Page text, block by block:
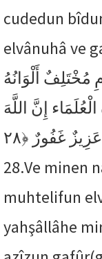
cudedun
elvânuhâ ve
مُخْتَلِفٌ أَلْوَانُهُ
إِنَّ اللَّهَ
عَزِيزٌ غَفُورٌ ﴿٢٨
28.Ve minen
muhtelifun
yahşâllâhe